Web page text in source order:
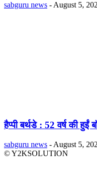
sabguru news - August 5,
हैप्पी बर्थडे : 52 वर्ष की हुईं
sabguru news - August 5,
© Y2KSOLUTION